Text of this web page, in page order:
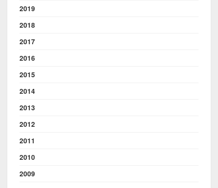
2019
2018
2017
2016
2015
2014
2013
2012
2011
2010
2009